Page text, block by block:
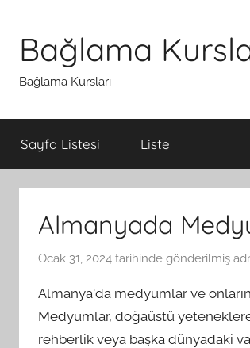
Bağlama
Bağlama Kursları
Sayfa Listesi Liste
Almanyada
Ocak 31, 2024 tarihinde gönderilmiş
Almanya'da medyumlar ve onların
Medyumlar, doğaüstü
rehberlik veya başka dünyadaki